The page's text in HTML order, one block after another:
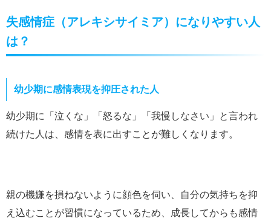
失感情症（アレキシサイミア）になりやすい人
は？
幼少期に感情表現を抑圧された人
幼少期に「泣くな」「怒るな」「我慢しなさい」と言われ
続けた人は、感情を表に出すことが難しくなります。
親の機嫌を損ねないように顔色を伺い、自分の気持ちを抑
え込むことが習慣になっているため、成長してからも感情